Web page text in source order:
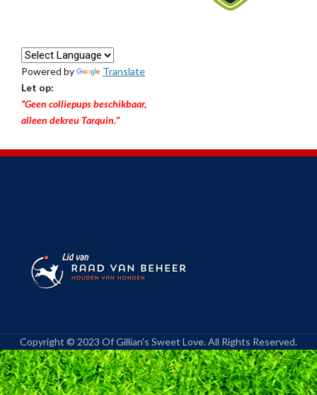
Powered by
Translate
Let op:
“Geen colliepups beschikbaar,
alleen dekreu Tarquin.”
Copyright © 2023 Of Gillian's Sweet Love. All Rights Reserved.